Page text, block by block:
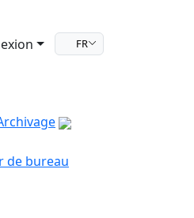
FR
de bureau